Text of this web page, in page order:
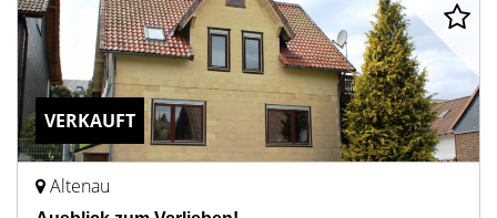
VERKAUFT
Altenau